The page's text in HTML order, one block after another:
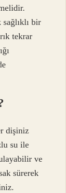
sağlıklı bir
tekrar
dişiniz
su ile
ve
sürerek